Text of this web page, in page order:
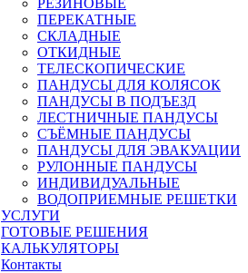
РЕЗИНОВЫЕ
ПЕРЕКАТНЫЕ
СКЛАДНЫЕ
ОТКИДНЫЕ
ТЕЛЕСКОПИЧЕСКИЕ
ПАНДУСЫ ДЛЯ КОЛЯСОК
ПАНДУСЫ В ПОДЪЕЗД
ЛЕСТНИЧНЫЕ ПАНДУСЫ
CЪЁМНЫЕ ПАНДУСЫ
ПАНДУСЫ ДЛЯ ЭВАКУАЦИИ
РУЛОННЫЕ ПАНДУСЫ
ИНДИВИДУАЛЬНЫЕ
ВОДОПРИЕМНЫЕ РЕШЕТКИ
УСЛУГИ
ГОТОВЫЕ РЕШЕНИЯ
КАЛЬКУЛЯТОРЫ
Контакты